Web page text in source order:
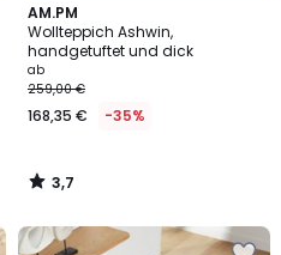
AM.PM
Wollteppich Ashwin,
handgetuftet und dick
ab
259,00 €
168,35 € -35%
3,7
/ 5
3,7
/